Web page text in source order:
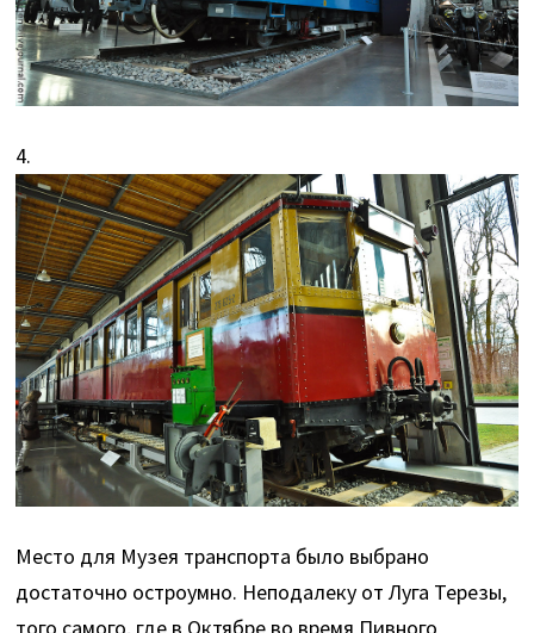
4.
Место для Музея транспорта было выбрано
достаточно остроумно. Неподалеку от Луга Терезы,